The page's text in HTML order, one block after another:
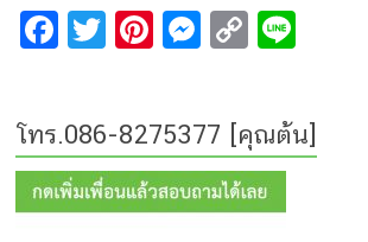
F
b
o
o
T
er
Pi
e
st
M
s
e
n
C
y
Li
n
โทร.086-8275377 [คุณต้น]